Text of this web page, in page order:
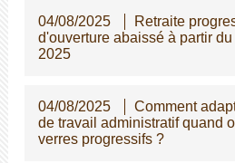
04/08/2025
Retraite
d'ouverture abaissé à partir
2025
04/08/2025
Comment
de travail administratif quand
verres progressifs ?